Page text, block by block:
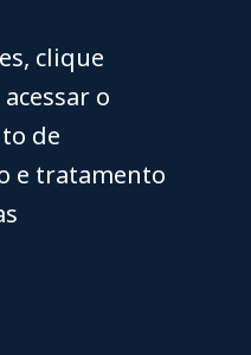
clique
o
de
e tratamento